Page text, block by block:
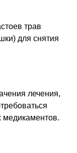
трав
для снятия
лечения,
медикаментов.